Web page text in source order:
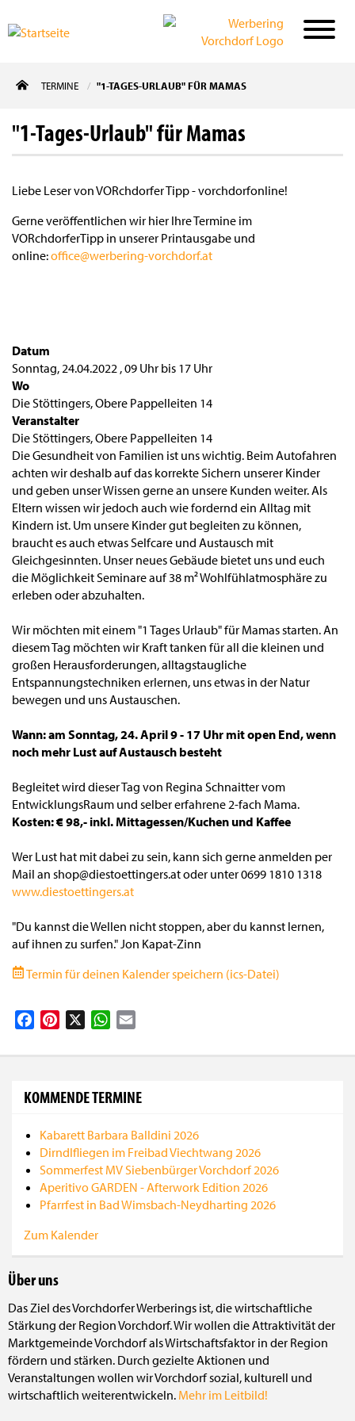
zum
TERMINE "1-TAGES-URLAUB" FÜR MAMAS
"1-Tages-Urlaub" für Mamas
Liebe Leser von VORchdorfer Tipp - vorchdorfonline!
Gerne veröffentlichen wir hier Ihre Termine im
VORchdorferTipp in unserer Printausgabe und
online:office@werbering-vorchdorf.at
Datum
Sonntag, 24.04.2022 ,09 Uhr bis 17 Uhr
Wo
Die Stöttingers, Obere Pappelleiten 14
Veranstalter
Die Stöttingers, Obere Pappelleiten 14
Die Gesundheit von Familien ist uns wichtig. Beim Autofahren
achten wir deshalb auf das korrekte Sichern unserer Kinder
und geben unser Wissen gerne an unsere Kunden weiter. Als
Eltern wissen wir jedoch auch wie fordernd ein Alltag mit
Kindern ist. Um unsere Kinder gut begleiten zu können,
braucht es auch etwas Selfcare und Austausch mit
Gleichgesinnten. Unser neues Gebäude bietet uns und euch
die Möglichkeit Seminare auf 38 m² Wohlfühlatmosphäre zu
erleben oder abzuhalten.
Wir möchten mit einem "1 Tages Urlaub" für Mamas starten. An
diesem Tag möchten wir Kraft tanken für all die kleinen und
großen Herausforderungen, alltagstaugliche
Entspannungstechniken erlernen, uns etwas in der Natur
bewegen und uns Austauschen.
Wann: am Sonntag, 24. April 9 - 17 Uhr mit open End, wenn
noch mehr Lust auf Austausch besteht
Begleitet wird dieser Tag von Regina Schnaitter vom
EntwicklungsRaum und selber erfahrene 2-fach Mama.
Kosten: € 98,- inkl. Mittagessen/Kuchen und Kaffee
Wer Lust hat mit dabei zu sein, kann sich gerne anmelden per
Mail an shop@diestoettingers.at oder unter 0699 1810 1318
www.diestoettingers.at
"Du kannst die Wellen nicht stoppen, aber du kannst lernen,
auf ihnen zu surfen." Jon Kapat-Zinn
Termin für deinen Kalender speichern (ics-Datei)
FacebookPinterest WhatsApp
KOMMENDE TERMINE
Kabarett Barbara Balldini 2026
Dirndlfliegen im Freibad Viechtwang 2026
Sommerfest MV Siebenbürger Vorchdorf 2026
Aperitivo GARDEN - Afterwork Edition 2026
Pfarrfest in Bad Wimsbach-Neydharting 2026
Zum Kalender
Über uns
Das Ziel des Vorchdorfer Werberings ist, die wirtschaftliche
Stärkung der Region Vorchdorf. Wir wollen die Attraktivität der
Marktgemeinde Vorchdorf als Wirtschaftsfaktor in der Region
fördern und stärken. Durch gezielte Aktionen und
Veranstaltungen wollen wir Vorchdorf sozial, kulturell und
wirtschaftlich weiterentwickeln. Mehr im Leitbild!